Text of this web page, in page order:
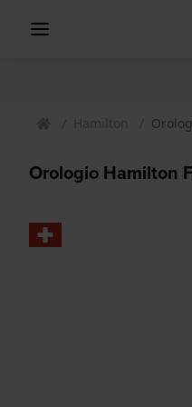
Hamilton
Orologio Hamilton